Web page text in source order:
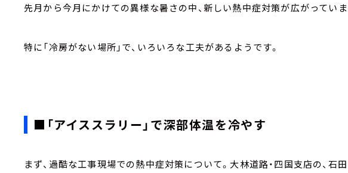
先月から今月にかけての異様な暑さの中、新しい熱中症対策が広がっていま
特に「冷房がない場所」で、いろいろな工夫があるようです。
■「アイススラリー」で深部体温を冷やす
まず、過酷な工事現場での熱中症対策について。大林道路・四国支店の、石